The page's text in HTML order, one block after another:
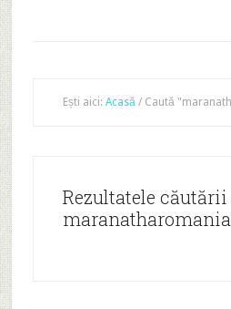
Ești aici: Acasă /Caută
Rezultatele căutării
maranatharomania